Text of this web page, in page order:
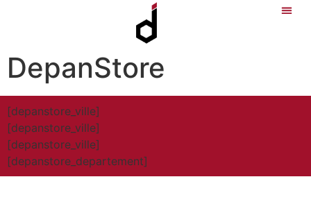
DepanStore
[depanstore_ville]
[depanstore_ville]
[depanstore_ville]
[depanstore_departement]